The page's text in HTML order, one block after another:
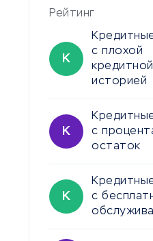
Рейтинг
К
с плохой
кредитной
историей
К
с
остаток
К
с